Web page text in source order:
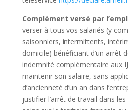
Complément versé par
verser à tous vos salariés (y
saisonniers, intermittents,
domicile) bénéficiant d’un arrêt
indemnité complémentaire aux
maintenir son salaire, sans
d’ancienneté d’un an dans
justifier l’arrêt de travail dans